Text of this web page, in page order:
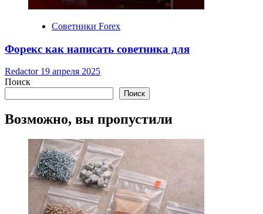
Советники Forex
Форекс как написать советника для
Redactor 19 апреля 2025
Поиск
Поиск
Возможно, вы пропустили